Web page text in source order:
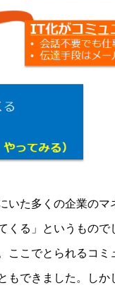
た多くの企業のマ
くる」というもの
こでとられるコミ
もできました。し